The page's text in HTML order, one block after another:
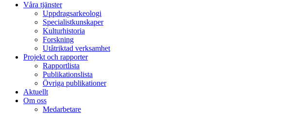
Våra tjänster
Uppdragsarkeologi
Specialistkunskaper
Kulturhistoria
Forskning
Utåtriktad verksamhet
Projekt och rapporter
Rapportlista
Publikationslista
Övriga publikationer
Aktuellt
Om oss
Medarbetare